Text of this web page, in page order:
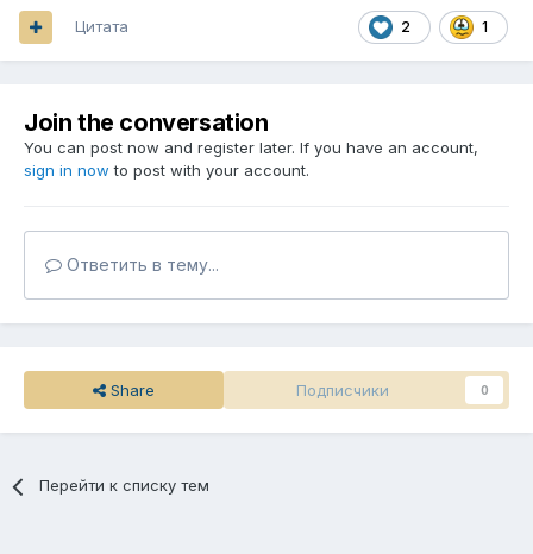
2 1
Цитата
Join the conversation
You can post now and register later. If you have an account,
sign in now to post with your account.
Ответить в тему...
Share Подписчики 0
Перейти к списку тем